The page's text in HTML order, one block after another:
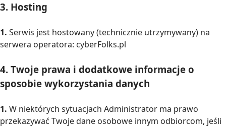
3. Hosting
1. Serwis jest hostowany (technicznie utrzymywany) na
serwera operatora: cyberFolks.pl
4. Twoje prawa i dodatkowe informacje o
sposobie wykorzystania danych
1. W niektórych sytuacjach Administrator ma prawo
przekazywać Twoje dane osobowe innym odbiorcom, jeśli